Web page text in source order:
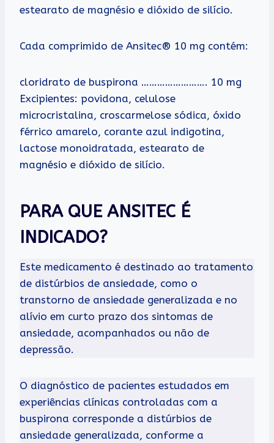
estearato de magnésio e dióxido de silício.
Cada comprimido de Ansitec® 10 mg contém:
cloridrato de buspirona ……………………. 10 mg
Excipientes: povidona, celulose
microcristalina, croscarmelose sódica, óxido
férrico amarelo, corante azul indigotina,
lactose monoidratada, estearato de
magnésio e dióxido de silício.
PARA QUE ANSITEC É
INDICADO?
Este medicamento é destinado ao tratamento
de distúrbios de ansiedade, como o
transtorno de ansiedade generalizada e no
alívio em curto prazo dos sintomas de
ansiedade, acompanhados ou não de
depressão.
O diagnóstico de pacientes estudados em
experiências clínicas controladas com a
buspirona corresponde a distúrbios de
ansiedade generalizada, conforme a